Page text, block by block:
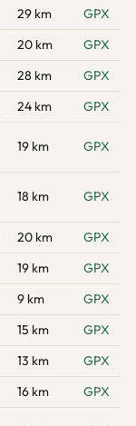
29 km
GPX
20 km
GPX
28 km
GPX
24 km
GPX
19 km GPX
18 km GPX
20 km
GPX
19 km
GPX
9 km
GPX
15 km
GPX
13 km
GPX
16 km
GPX